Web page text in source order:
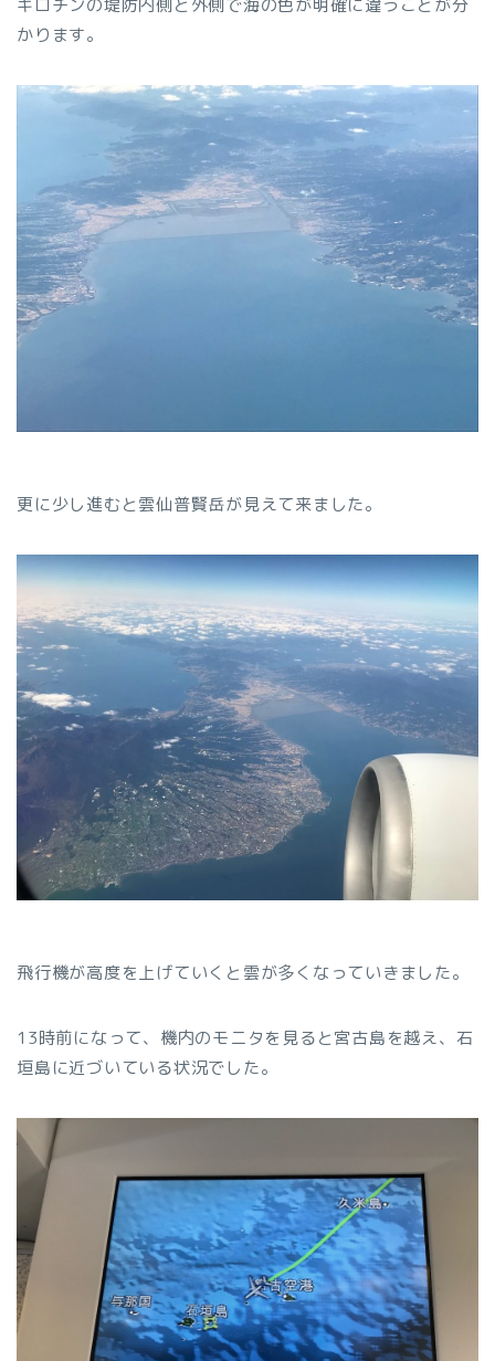
ギロチンの堤防内側と外側で海の色が明確に違うことが分
かります。
更に少し進むと雲仙普賢岳が見えて来ました。
飛行機が高度を上げていくと雲が多くなっていきました。
13時前になって、機内のモニタを見ると宮古島を越え、石
垣島に近づいている状況でした。